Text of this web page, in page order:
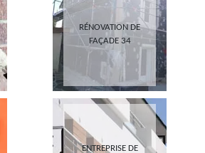
RÉNOVATION DE
FAÇADE 34
ENTREPRISE DE